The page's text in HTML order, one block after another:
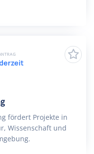
fördert Projekte in
Wissenschaft und